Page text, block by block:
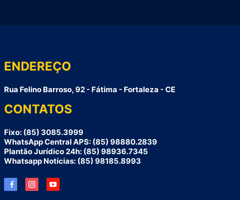
ENDEREÇO
Rua Felino Barroso, 92 - Fátima - Fortaleza - CE
CONTATOS
Fixo: (85) 3085.3999
WhatsApp Central APS: (85) 98880.2839
Plantão Jurídico 24h: (85) 98936.7345
Whatsapp Notícias: (85) 98185.8993